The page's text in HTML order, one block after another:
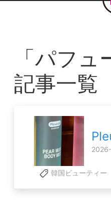
「パフ
記事一覧
韓国ビューティー